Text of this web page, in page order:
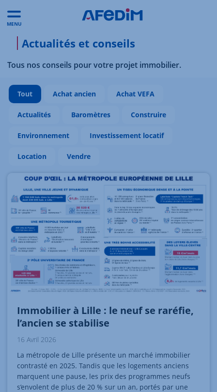
MENU
Actualités et conseils
Tous nos conseils pour votre projet immobilier.
Tout Achat ancien Achat VEFA
Actualités Baromètres Construire
Environnement Investissement locatif
Location Vendre
Immobilier à Lille : le neuf se raréfie,
l’ancien se stabilise
16 Avril 2026
La métropole de Lille présente un marché immobilier
contrasté en 2025. Tandis que les logements anciens
marquent une pause, les prix des programmes neufs
s’envolent de plus de 20 % sur un an, portés par une